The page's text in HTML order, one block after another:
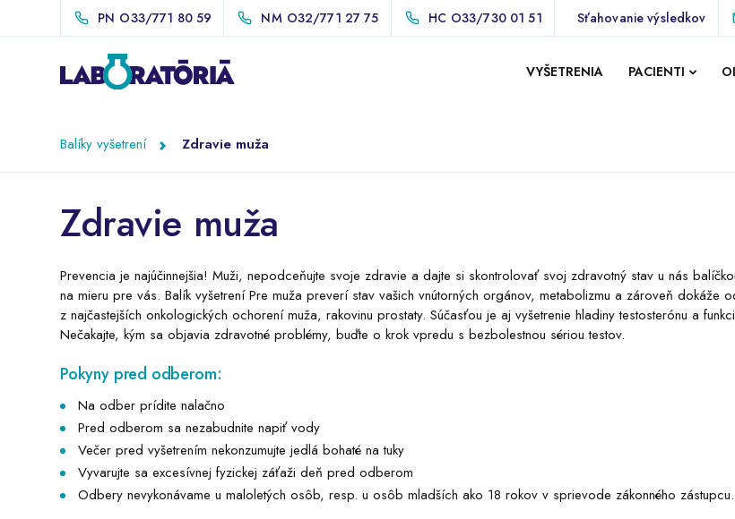
PN O33/771 80 59 NM O32/771 27 75 HC O33/730 01 51 Sťahovanie výsledkov
VYŠETRENIA PACIENTI
Balíky vyšetrení Zdravie muža
Zdravie muža
Prevencia je najúčinnejšia! Muži, nepodceňujte svoje zdravie a dajte si skontrolovať svoj zdravotný stav u nás
na mieru pre vás. Balík vyšetrení Pre muža preverí stav vašich vnútorných orgánov, metabolizmu a zároveň dokáže
z najčastejších onkologických ochorení muža, rakovinu prostaty. Súčasťou je aj vyšetrenie hladiny testosterónu a
Nečakajte, kým sa objavia zdravotné problémy, buďte o krok vpredu s bezbolestnou sériou testov.
Pokyny pred odberom:
Na odber prídite nalačno
Pred odberom sa nezabudnite napiť vody
Večer pred vyšetrením nekonzumujte jedlá bohaté na tuky
Vyvarujte sa excesívnej fyzickej záťaži deň pred odberom
Odbery nevykonávame u maloletých osôb, resp. u osôb mladších ako 18 rokov v sprievode zákonného zástupcu.